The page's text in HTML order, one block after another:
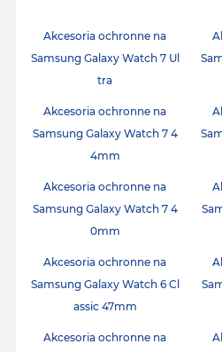
Akcesoria ochronne na
Samsung Galaxy Watch 7 Ul
tra
Akcesoria ochronne na
Samsung Galaxy Watch 7 4
4mm
Akcesoria ochronne na
Samsung Galaxy Watch 7 4
0mm
Akcesoria ochronne na
Samsung Galaxy Watch 6 Cl
assic 47mm
Akcesoria ochronne na